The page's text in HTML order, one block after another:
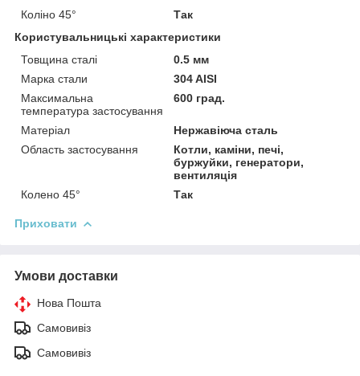
Коліно 45°
Так
Користувальницькі характеристики
Товщина сталі
0.5 мм
Марка стали
304 AISI
Максимальна
температура застосування
600 град.
Матеріал
Нержавіюча сталь
Область застосування
Котли, каміни, печі,
буржуйки, генератори,
вентиляція
Колено 45°
Так
Приховати
Умови доставки
Нова Пошта
Самовивіз
Самовивіз